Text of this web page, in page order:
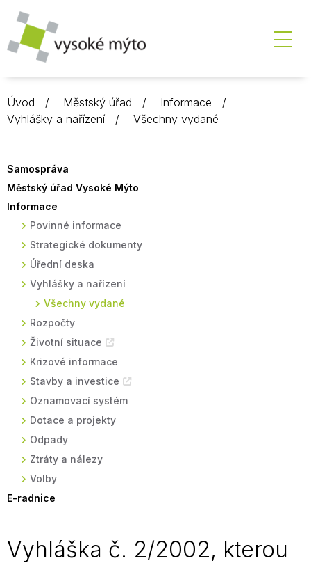
Úvod Městský úřad
Informace
Vyhlášky a nařízení
Všechny vydané
Samospráva
Městský úřad Vysoké Mýto
Informace
Povinné informace
Strategické dokumenty
Úřední deska
Vyhlášky a nařízení
Všechny vydané
Rozpočty
Životní situace
Krizové informace
Stavby a investice
Oznamovací systém
Dotace a projekty
Odpady
Ztráty a nálezy
Volby
E-radnice
Vyhláška č. 2/2002, kterou